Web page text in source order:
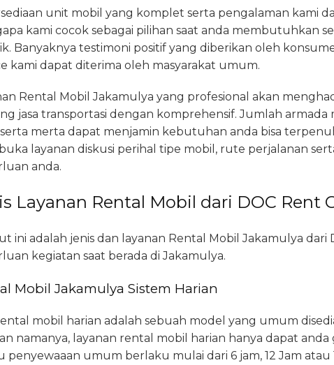
unit mobil yang komplet serta pengalaman kami
kami cocok sebagai pilihan saat anda membutuhkan
Banyaknya testimoni positif yang diberikan oleh
kami dapat diterima oleh masyarakat umum.
Rental Mobil Jakamulya yang profesional akan
jasa transportasi dengan komprehensif. Jumlah armada
merta dapat menjamin kebutuhan anda bisa
layanan diskusi perihal tipe mobil, rute perjalanan
anda.
Layanan Rental Mobil dari DOC Rent
ini adalah jenis dan layanan Rental Mobil Jakamulya dari
kegiatan saat berada di Jakamulya.
Mobil Jakamulya Sistem Harian
mobil harian adalah sebuah model yang umum
namanya, layanan rental mobil harian hanya dapat
penyewaaan umum berlaku mulai dari 6 jam, 12 Jam atau